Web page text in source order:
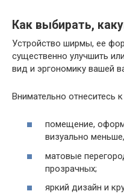
Как выбирать,
Устройство ширмы, ее
существенно улучшить
вид и эргономику вашей
Внимательно отнеситесь
помещение,
визуально
матовые
прозрачных;
яркий дизайн и